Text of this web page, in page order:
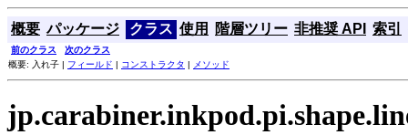
概要 パッケージ クラス 使用 階層ツリー 非推奨 API 索引
前のクラス
次のクラス
概要: 入れ子 | フィールド | コンストラクタ | メソッド